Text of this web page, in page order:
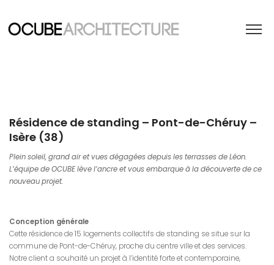
Résidence de standing – Pont-de-Chéruy –
Isère (38)
Plein soleil, grand air et vues dégagées depuis les terrasses de Léon.
L’équipe de OCUBE lève l’ancre et vous embarque à la découverte de ce
nouveau projet.
Conception générale
Cette résidence de 15 logements collectifs de standing se situe sur la
commune de Pont-de-Chéruy, proche du centre ville et des services.
Notre client a souhaité un projet à l’identité forte et contemporaine,